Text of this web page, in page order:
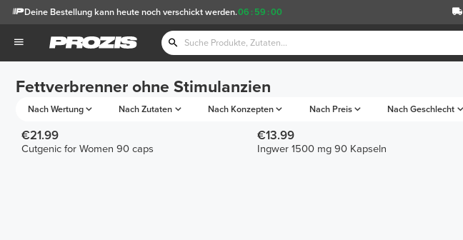
06 : 59 :00
Deine Bestellung kann heute noch verschickt werden.
Fettverbrenner ohne Stimulanzien
Nach Wertung Nach Zutaten Nach Konzepten Nach Preis Nach Geschlecht
€21.99
Cutgenic for Women 90 caps
€13.99
Ingwer 1500 mg 90 Kapseln